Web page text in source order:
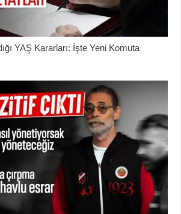
YAŞ Kararları: İşte Yeni Komuta